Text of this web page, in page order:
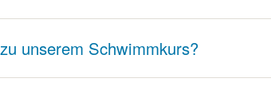
unserem Schwimmkurs?